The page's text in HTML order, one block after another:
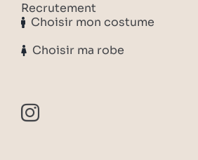
Recrutement
Choisir mon costume
Choisir ma robe